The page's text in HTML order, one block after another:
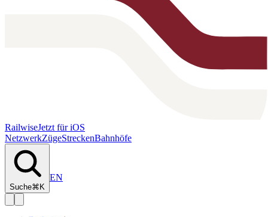
RailwiseJetzt für iOS
NetzwerkZügeStreckenBahnhöfe
Suche⌘K
EN